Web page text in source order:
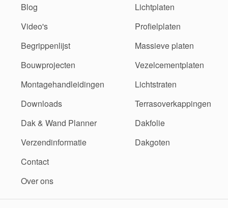
Blog
Video's
Begrippenlijst
Bouwprojecten
Montagehandleidingen
Downloads
Dak & Wand Planner
Verzendinformatie
Contact
Over ons
Lichtplaten
Profielplaten
Massieve platen
Vezelcementplaten
Lichtstraten
Terrasoverkappingen
Dakfolie
Dakgoten